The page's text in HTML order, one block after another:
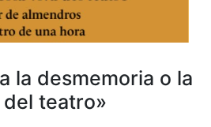
la desmemoria o la
teatro»